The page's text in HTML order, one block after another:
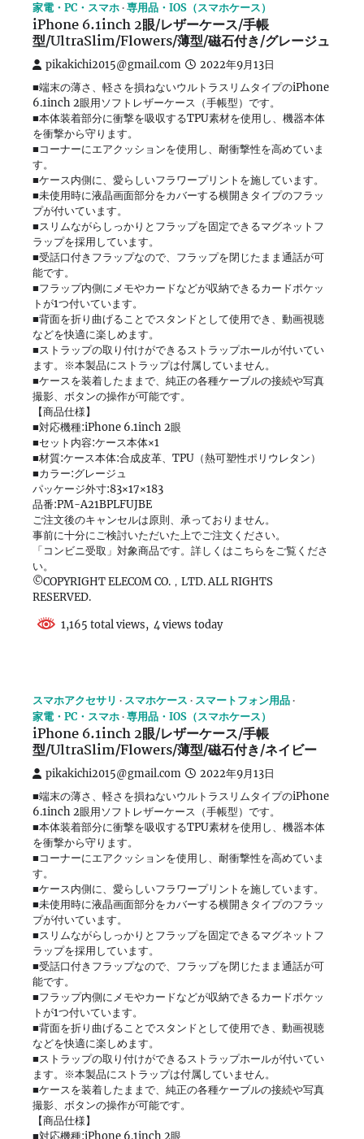
家電・PC・スマホ 専用品・IOS（スマホケース）
iPhone 6.1inch 2眼/レザーケース/手帳
型/UltraSlim/Flowers/薄型/磁石付き/グレージュ
pikakichi2015@gmail.com 2022年9月13日
■端末の薄さ、軽さを損ねないウルトラスリムタイプのiPhone
6.1inch 2眼用ソフトレザーケース（手帳型）です。
■本体装着部分に衝撃を吸収するTPU素材を使用し、機器本体
を衝撃から守ります。
■コーナーにエアクッションを使用し、耐衝撃性を高めていま
す。
■ケース内側に、愛らしいフラワープリントを施しています。
■未使用時に液晶画面部分をカバーする横開きタイプのフラッ
プが付いています。
■スリムながらしっかりとフラップを固定できるマグネットフ
ラップを採用しています。
■受話口付きフラップなので、フラップを閉じたまま通話が可
能です。
■フラップ内側にメモやカードなどが収納できるカードポケッ
トが1つ付いています。
■背面を折り曲げることでスタンドとして使用でき、動画視聴
などを快適に楽しめます。
■ストラップの取り付けができるストラップホールが付いてい
ます。※本製品にストラップは付属していません。
■ケースを装着したままで、純正の各種ケーブルの接続や写真
撮影、ボタンの操作が可能です。
【商品仕様】
■対応機種:iPhone 6.1inch 2眼
■セット内容:ケース本体×1
■材質:ケース本体:合成皮革、TPU（熱可塑性ポリウレタン）
■カラー:グレージュ
パッケージ外寸:83×17×183
品番:PM-A21BPLFUJBE
ご注文後のキャンセルは原則、承っておりません。
事前に十分にご検討いただいた上でご注文ください。
「コンビニ受取」対象商品です。詳しくはこちらをご覧くださ
い。
©COPYRIGHT ELECOM CO.，LTD. ALL RIGHTS
RESERVED.
1,165 total views, 4 views today
スマホアクセサリ スマホケース
スマートフォン用品
家電・PC・スマホ 専用品・IOS（スマホケース）
iPhone 6.1inch 2眼/レザーケース/手帳
型/UltraSlim/Flowers/薄型/磁石付き/ネイビー
pikakichi2015@gmail.com 2022年9月13日
■端末の薄さ、軽さを損ねないウルトラスリムタイプのiPhone
6.1inch 2眼用ソフトレザーケース（手帳型）です。
■本体装着部分に衝撃を吸収するTPU素材を使用し、機器本体
を衝撃から守ります。
■コーナーにエアクッションを使用し、耐衝撃性を高めていま
す。
■ケース内側に、愛らしいフラワープリントを施しています。
■未使用時に液晶画面部分をカバーする横開きタイプのフラッ
プが付いています。
■スリムながらしっかりとフラップを固定できるマグネットフ
ラップを採用しています。
■受話口付きフラップなので、フラップを閉じたまま通話が可
能です。
■フラップ内側にメモやカードなどが収納できるカードポケッ
トが1つ付いています。
■背面を折り曲げることでスタンドとして使用でき、動画視聴
などを快適に楽しめます。
■ストラップの取り付けができるストラップホールが付いてい
ます。※本製品にストラップは付属していません。
■ケースを装着したままで、純正の各種ケーブルの接続や写真
撮影、ボタンの操作が可能です。
【商品仕様】
■対応機種:iPhone 6.1inch 2眼